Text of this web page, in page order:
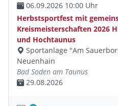
06.09.2026 10:00 Uhr
Herbstsportfest mit
Kreismeisterschaften 2026
und Hochtaunus
Sportanlage "Am
Neuenhain
Bad Soden am Taunus
29.08.2026